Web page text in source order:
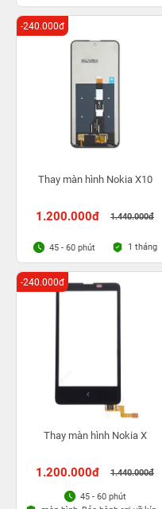
Thay màn hình Nokia X10
1.200.000đ 1.440.000đ
-240.000đ
45 - 60 phút 1 tháng
Thay màn hình Nokia X
1.200.000đ 1.440.000đ
-240.000đ
45 - 60 phút